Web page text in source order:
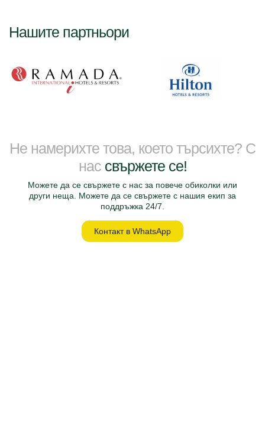
Нашите партньори
Не намерихте това, което търсихте? С
нас свържете се!
Можете да се свържете с нас за повече обиколки или
други неща. Можете да се свържете с нашия екип за
поддръжка 24/7.
Контакт в WhatsApp